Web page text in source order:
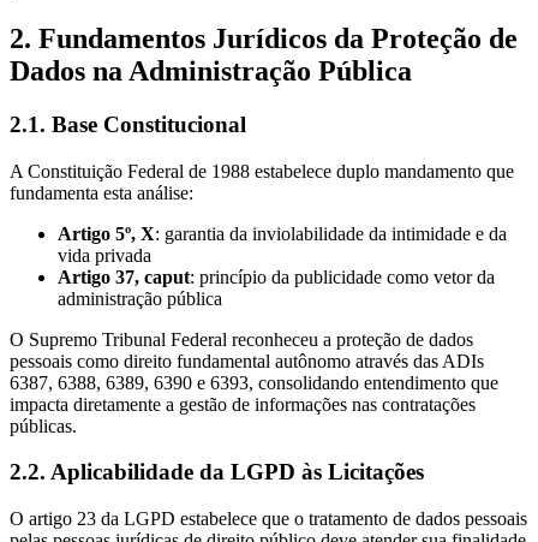
2. Fundamentos Jurídicos da Proteção de
Dados na Administração Pública
2.1. Base Constitucional
A Constituição Federal de 1988 estabelece duplo mandamento que
fundamenta esta análise:
Artigo 5º, X: garantia da inviolabilidade da intimidade e da
vida privada
Artigo 37, caput: princípio da publicidade como vetor da
administração pública
O Supremo Tribunal Federal reconheceu a proteção de dados
pessoais como direito fundamental autônomo através das ADIs
6387, 6388, 6389, 6390 e 6393, consolidando entendimento que
impacta diretamente a gestão de informações nas contratações
públicas.
2.2. Aplicabilidade da LGPD às Licitações
O artigo 23 da LGPD estabelece que o tratamento de dados pessoais